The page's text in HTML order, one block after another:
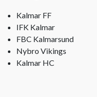
Kalmar FF
IFK Kalmar
FBC Kalmarsund
Nybro Vikings
Kalmar HC